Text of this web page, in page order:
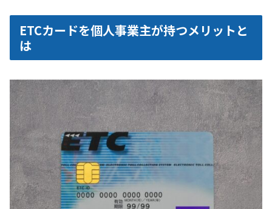
ETCカードを個人事業主が持つメリットと
は